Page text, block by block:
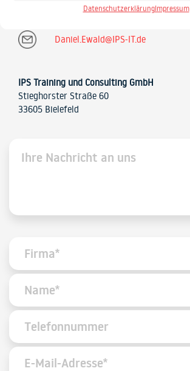
DatenschutzerklärungImpressum
0521 / 20889 30
Daniel.Ewald@IPS-IT.de
IPS Training und Consulting GmbH
Stieghorster Straße 60
33605 Bielefeld